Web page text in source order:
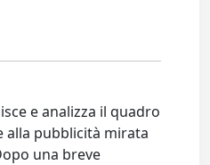
e analizza il quadro
alla pubblicità mirata
una breve